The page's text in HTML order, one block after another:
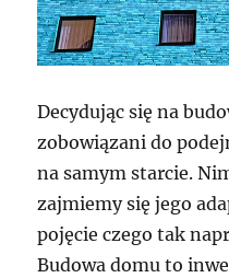
Decydując się na
zobowiązani do
na samym starcie.
zajmiemy się jego
pojęcie czego tak
Budowa domu to